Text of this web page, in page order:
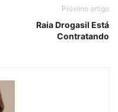
Próximo artigo
Raia Drogasil Está
Contratando